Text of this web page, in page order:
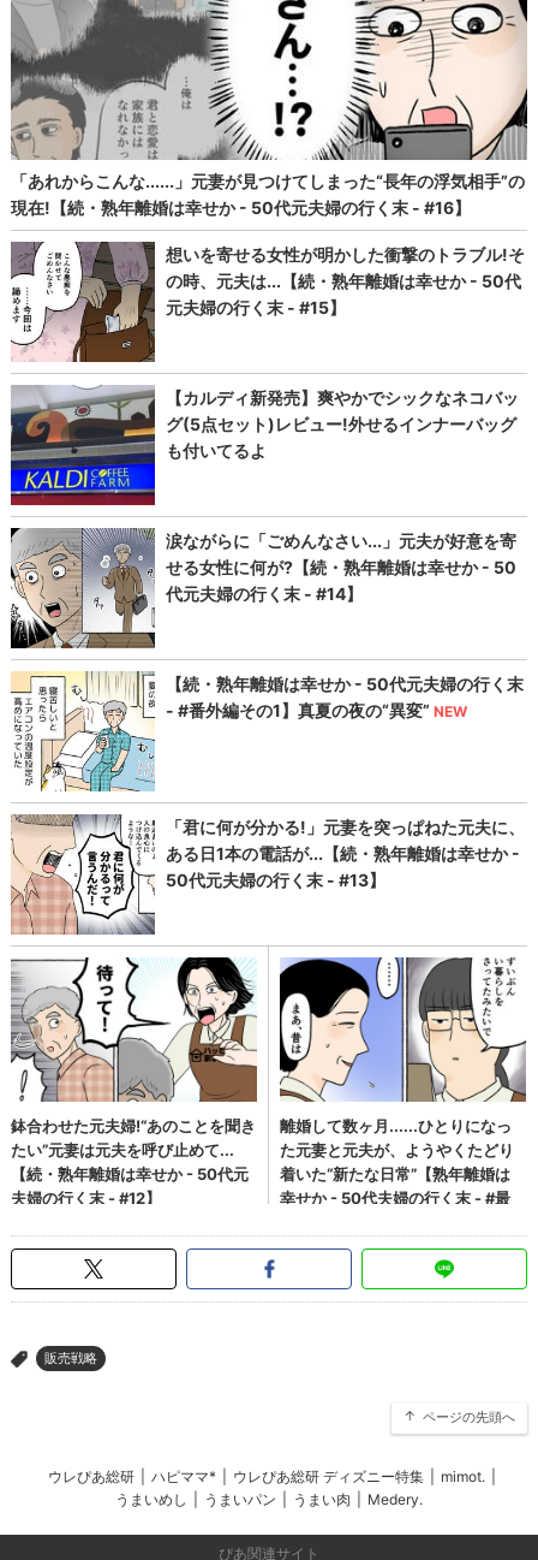
> 販売戦略
ページの先頭へ
ウレぴあ総研 ハピママ* ウレぴあ総研 ディズニー特集 mimot.
うまいめし
うまいパン うまい肉 Medery.
ぴあ関連サイト